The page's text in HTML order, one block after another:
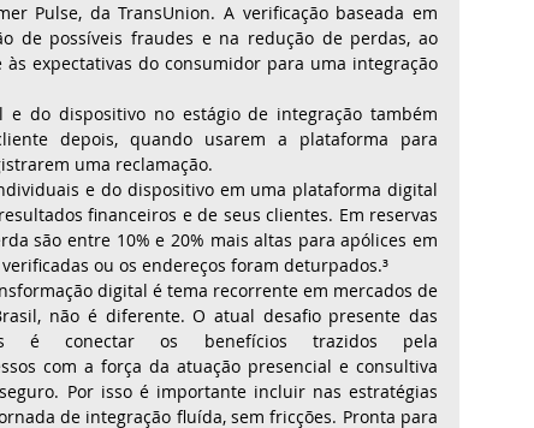
Pulse, da TransUnion. A verificação baseada em
de possíveis fraudes e na redução de perdas, ao
expectativas do consumidor para uma integração
e do dispositivo no estágio de integração também
depois, quando usarem a plataforma para
uma reclamação.
e do dispositivo em uma plataforma digital
financeiros e de seus clientes. Em reservas
são entre 10% e 20% mais altas para apólices em
ou os endereços foram deturpados.³
digital é tema recorrente em mercados de
não é diferente. O atual desafio presente das
é conectar os benefícios trazidos pela
com a força da atuação presencial e consultiva
Por isso é importante incluir nas estratégias
de integração fluída, sem fricções. Pronta para